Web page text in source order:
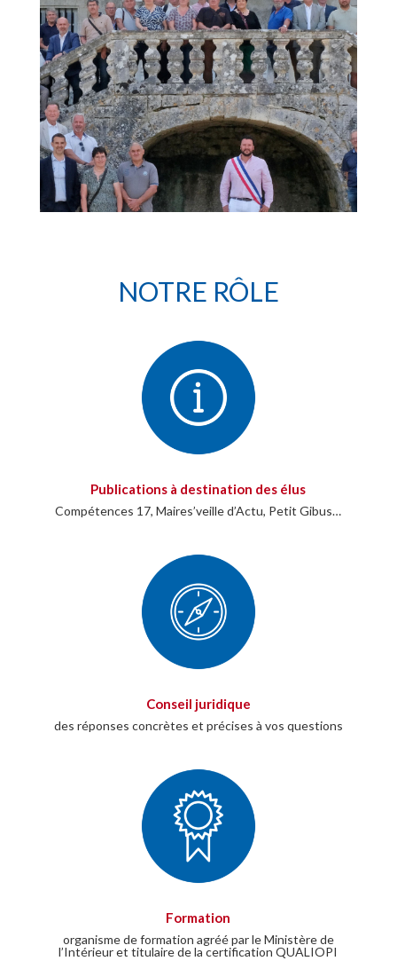
NOTRE RÔLE
Publications à destination des élus
Compétences 17, Maires’veille d’Actu, Petit Gibus…
Conseil juridique
des réponses concrètes et précises à vos questions
Formation
organisme de formation agréé par le Ministère de
l’Intérieur et titulaire de la certification QUALIOPI